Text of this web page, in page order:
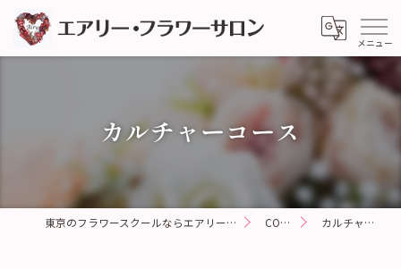
カルチャーコース
東京のフラワースクールならエアリー・フラワーサロン COURSE カルチャーコース